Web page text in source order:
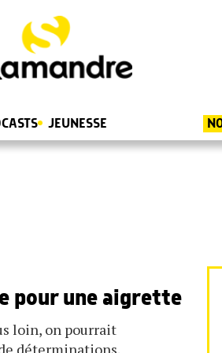
JEUNESSE
pour une aigrette
loin, on pourrait
déterminations.